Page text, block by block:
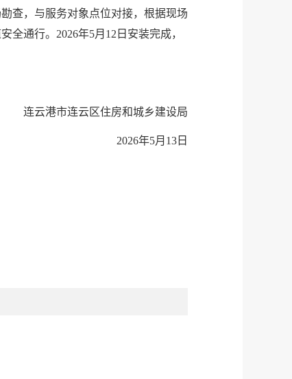
查，与服务对象点位对接，根据现场
通行。2026年5月12日安装完成，
连云港市连云区住房和城乡建设局
2026年5月13 日